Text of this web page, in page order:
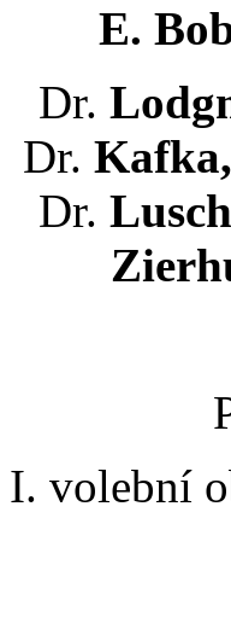
E.
Dr.
Dr. Kafka,
Dr.
I. volební